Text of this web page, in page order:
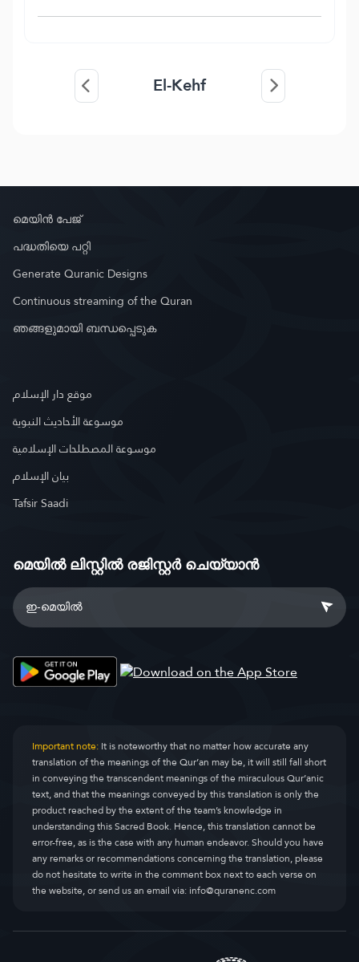
El-Kehf
മെയിൻ പേജ്
പദ്ധതിയെ പറ്റി
Generate Quranic Designs
Continuous streaming of the Quran
ഞങ്ങളുമായി ബന്ധപ്പെടുക
موقع دار الإسلام
موسوعة الأحاديث النبوية
موسوعة المصطلحات الإسلامية
بيان الإسلام
Tafsir Saadi
മെയിൽ ലിസ്റ്റിൽ രജിസ്റ്റർ ചെയ്യാൻ
Important note:It is noteworthy that no matter how accurate any
translation of the meanings of the Qur’an may be, it will still fall short
in conveying the transcendent meanings of the miraculous Qur’anic
text, and that the meanings conveyed by this translation is only the
product reached by the extent of the team’s knowledge in
understanding this Sacred Book. Hence, this translation cannot be
error-free, as is the case with any human endeavor. Should you have
any remarks or recommendations concerning the translation, please
do not hesitate to write in the comment box next to each verse on
the website, or send us an email via:info@quranenc.com